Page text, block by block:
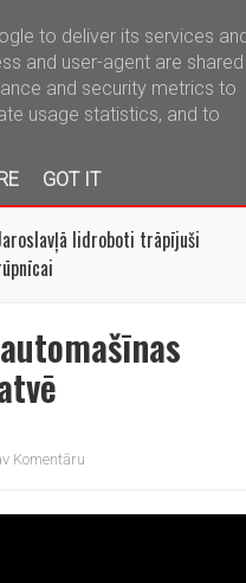
lidroboti trāpījuši
Komentāru
to deliver its services
and user-agent are shared
and security metrics to
usage statistics, and to
GOT IT